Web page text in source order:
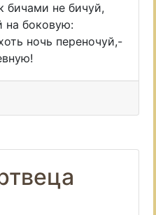
бичами не бичуй,
на боковую:
ночь переночуй,-